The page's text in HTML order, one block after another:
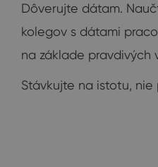
Dôverujte dátam.
kolegov s dátami
na základe pravdivých
Stávkujte na istotu,